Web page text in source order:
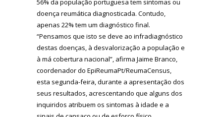
56% da população portuguesa tem sintomas ou
doença reumática diagnosticada. Contudo,
apenas 22% tem um diagnóstico final.
“Pensamos que isto se deve ao infradiagnóstico
destas doenças, à desvalorização a população e
à má cobertura nacional”, afirma Jaime Branco,
coordenador do EpiReumaPt/ReumaCensus,
esta segunda-feira, durante a apresentação dos
seus resultados, acrescentando que alguns dos
inquiridos atribuem os sintomas à idade e a